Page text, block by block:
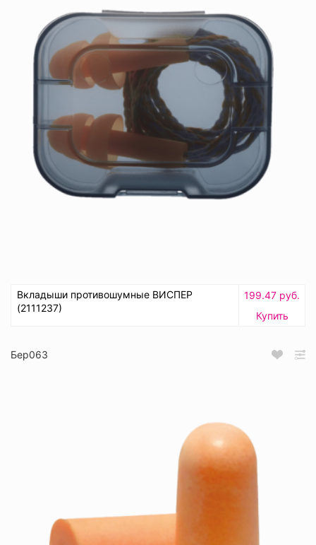
Вкладыши противошумные ВИСПЕР
(2111237)
199.47 руб.
Купить
Бер063